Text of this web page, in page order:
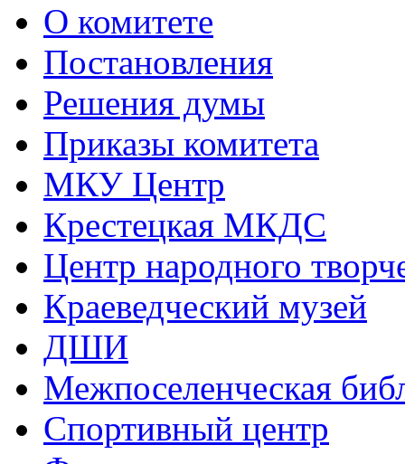
О комитете
Постановления
Решения думы
Приказы комитета
МКУ Центр
Крестецкая МКДС
Центр народного
Краеведческий музей
ДШИ
Межпоселенческая
Спортивный центр